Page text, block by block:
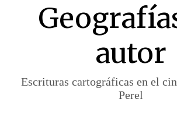
autor
Escrituras cartográficas en el
Perel